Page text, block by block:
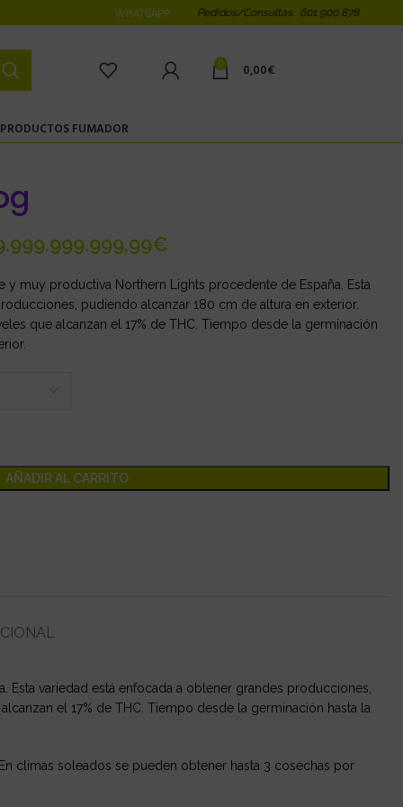
WHATSAPP Pedidos/Consultas: 601 900 878
0 0,00€
PRODUCTOS FUMADOR
€
y muy productiva Northern Lights procedente de España. Esta
pudiendo alcanzar 180 cm de altura en exterior.
que alcanzan el 17% de THC. Tiempo desde la germinación
AÑADIR AL CARRITO
variedad está enfocada a obtener grandes producciones,
el 17% de THC. Tiempo desde la germinación hasta la
climas soleados se pueden obtener hasta 3 cosechas por